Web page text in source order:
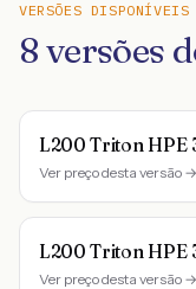
VERSÕES DISPONÍVEIS
8versões
L200 Triton HPE
Ver preço desta versão →
L200 Triton HPE
Ver preço desta versão →